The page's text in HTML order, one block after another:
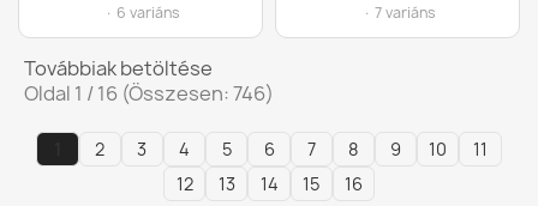
· 6 variáns · 7 variáns
Továbbiak betöltése
Oldal 1 / 16 (Összesen: 746)
2 3 4 5 6 7 8 9 10
11
12
13 14 15 16